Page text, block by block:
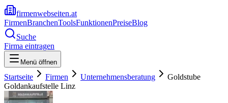
firmenwebseiten.at
FirmenBranchenToolsFunktionenPreiseBlog
Suche
Firma eintragen
Menü öffnen
Startseite Firmen Unternehmensberatung
Goldstube
Goldankaufstelle Linz